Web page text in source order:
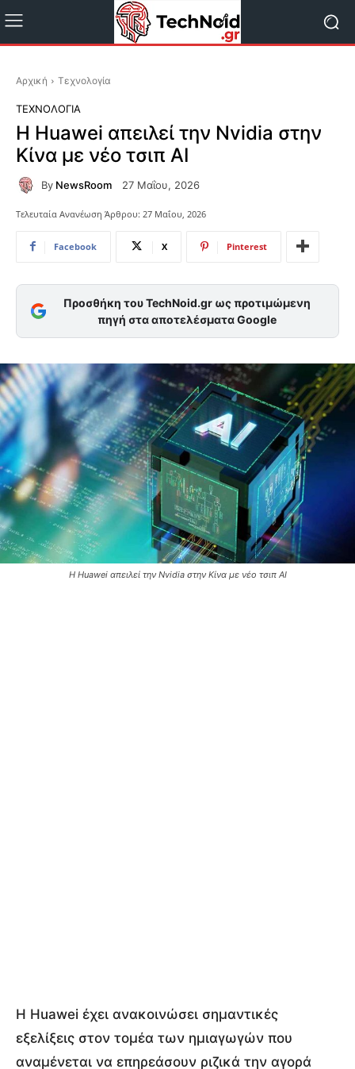
Αρχική Τεχνολογία
ΤΕΧΝΟΛΟΓΊΑ
Η Huawei απειλεί την Nvidia στην
Κίνα με νέο τσιπ AI
By NewsRoom 27 Μαΐου, 2026
Τελευταία Ανανέωση Άρθρου: 27 Μαΐου, 2026
Facebook X Pinterest
Προσθήκη του TechNoid.gr ως προτιμώμενη
πηγή στα αποτελέσματα Google
Η Huawei απειλεί την Nvidia στην Κίνα με νέο τσιπ AI
Η Huawei έχει ανακοινώσει σημαντικές
εξελίξεις στον τομέα των ημιαγωγών που
αναμένεται να επηρεάσουν ριζικά την αγορά